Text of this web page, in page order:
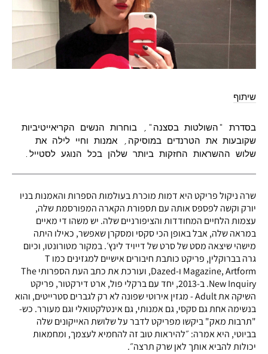
שיתוף
בסדרת "השולטות בסצנה", בוחרות הנשים הקריאייטיביות
שקובעות את הטרנדים במוסיקה, אמנות וחיי לילה את
שלוש ההשראות החזקות ביותר שלהן בכל הנוגע לסטייל.
שרה ניקול פריקט היא דמות מוכרת בעולמות הספרות והאמנות בניו
יורק וקשה לפספס אותה עם תספורת הקארה המפורסמת שלה,
עצמות הלחיים המחודדות והציפורניים שלה. יש משהו די מאיים
במראה שלה, אבל באופן הכי סקסי ומסקרן שאפשר, כאילו היתה
מישהי שיצאה מסט של סרט של דייויד לינץ׳. במקור מטורונטו, וכיום
גרה בברוקלין, פריקט כותבת חיבורים אישיים למגזינים כמו T
Magazine, Artform ו-Dazed, ועורכת את כתב העת הספרותי The
New Inquiry. ב-2013, יחד עם ברקלי פול, ארט דירקטור, פריקט
השיקה את Adult - מגזין אירוטי שפונה לא רק לגברים סטרייטים, והוא
בנשימה אחת גם סקסי, גם אמנותי, גם אינטלקטואלי וגם מעורר. כש-
"תרבות מאק" ביקשו מפריקט לדבר על שלושת האייקונים שלה
בביוטי, היא אמרה: ״להיראות טוב זה להחמיא לעצמך, ומחמאות
יכולות להביא אותך לאן שרק תרצה״.